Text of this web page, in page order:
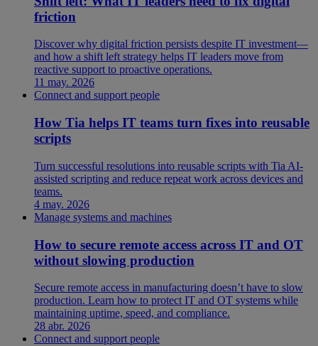
friction
Discover why digital friction persists despite IT investment—
and how a shift left strategy helps IT leaders move from
reactive support to proactive operations.
11 may. 2026
Connect and support people
How Tia helps IT teams turn fixes into reusable
scripts
Turn successful resolutions into reusable scripts with Tia AI-
assisted scripting and reduce repeat work across devices and
teams.
4 may. 2026
Manage systems and machines
How to secure remote access across IT and OT
without slowing production
Secure remote access in manufacturing doesn’t have to slow
production. Learn how to protect IT and OT systems while
maintaining uptime, speed, and compliance.
28 abr. 2026
Connect and support people